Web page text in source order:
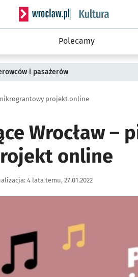
Serwis informacyjny wroclaw.pl
Polecamy
i pasażerów
projekt online
Wrocław –
online
4 lata temu, 27.01.2022